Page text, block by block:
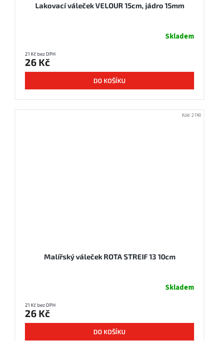
Lakovací váleček VELOUR 15cm, jádro 15mm
Skladem
21 Kč bez DPH
26 Kč
DO KOŠÍKU
Malířský váleček ROTA STREIF 13 10cm
Skladem
21 Kč bez DPH
26 Kč
DO KOŠÍKU
Kód:2740